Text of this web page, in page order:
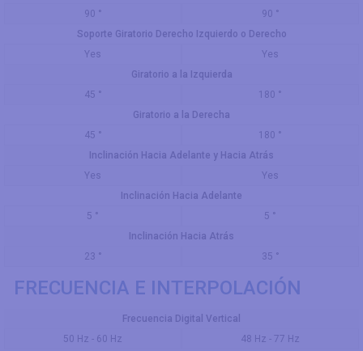
90 °
90 °
Soporte Giratorio Derecho Izquierdo o Derecho
Yes
Yes
Giratorio a la Izquierda
45 °
180 °
Giratorio a la Derecha
45 °
180 °
Inclinación Hacia Adelante y Hacia Atrás
Yes
Yes
Inclinación Hacia Adelante
5 °
5 °
Inclinación Hacia Atrás
23 °
35 °
FRECUENCIA E INTERPOLACIÓN
Frecuencia Digital Vertical
50 Hz - 60 Hz
48 Hz - 77 Hz